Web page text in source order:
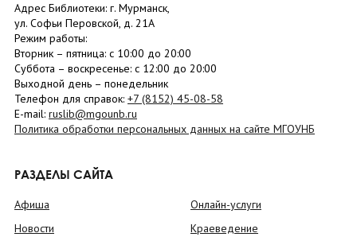
Адрес Библиотеки: г. Мурманск,
ул. Софьи Перовской, д. 21А
Режим работы:
Вторник – пятница: с 10:00 до 20:00
Суббота – воскресенье: c 12:00 до 20:00
Выходной день – понедельник
Телефон для справок: +7 (8152) 45-08-58
E-mail: ruslib@mgounb.ru
Политика обработки персональных данных на сайте МГОУНБ
РАЗДЕЛЫ САЙТА
Афиша
Новости
Онлайн-услуги
Краеведение